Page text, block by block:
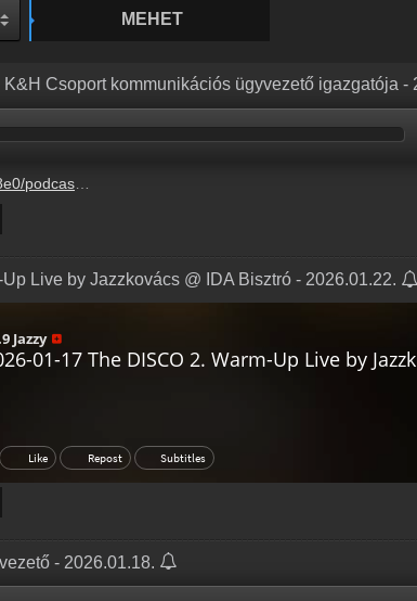
MEHET
Csoport kommunikációs ügyvezető igazgatója -
7825-22de-4e5f-e2a150c27343.mp3
Live by Jazzkovács @ IDA Bisztró - 2026.01.22.
- 2026.01.18.